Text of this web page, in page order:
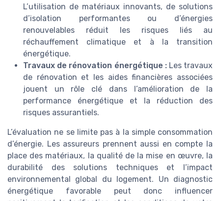
L’utilisation de matériaux innovants, de solutions
d’isolation performantes ou d’énergies
renouvelables réduit les risques liés au
réchauffement climatique et à la transition
énergétique.
Travaux de rénovation énergétique :Les travaux
de rénovation et les aides financières associées
jouent un rôle clé dans l’amélioration de la
performance énergétique et la réduction des
risques assurantiels.
L’évaluation ne se limite pas à la simple consommation
d’énergie. Les assureurs prennent aussi en compte la
place des matériaux, la qualité de la mise en œuvre, la
durabilité des solutions techniques et l’impact
environnemental global du logement. Un diagnostic
énergétique favorable peut donc influencer